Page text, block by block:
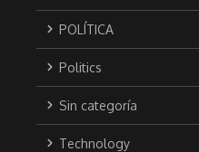
POLÍTICA
Politics
Sin categoría
Technology